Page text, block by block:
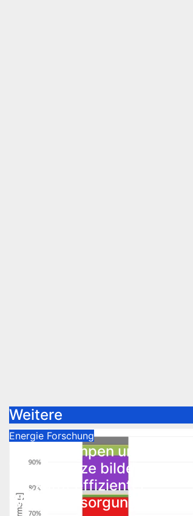
Weitere
Energie Forschung
Wärmepumpen und
Wärmenetze bilden
Rückgrat effizienter
Wärmeversorgung